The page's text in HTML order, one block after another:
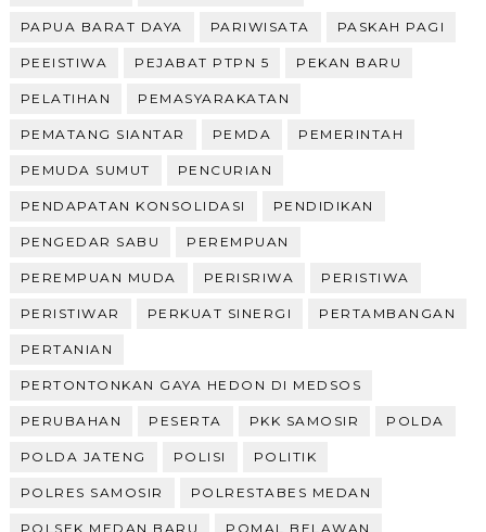
PAPUA BARAT DAYA PARIWISATA PASKAH PAGI
PEEISTIWA PEJABAT PTPN 5 PEKAN BARU
PELATIHAN PEMASYARAKATAN
PEMATANG SIANTAR PEMDA PEMERINTAH
PEMUDA SUMUT PENCURIAN
PENDAPATAN KONSOLIDASI PENDIDIKAN
PENGEDAR SABU PEREMPUAN
PEREMPUAN MUDA PERISRIWA PERISTIWA
PERISTIWAR PERKUAT SINERGI PERTAMBANGAN
PERTANIAN
PERTONTONKAN GAYA HEDON DI MEDSOS
PERUBAHAN PESERTA PKK SAMOSIR POLDA
POLDA JATENG POLISI POLITIK
POLRES SAMOSIR POLRESTABES MEDAN
POLSEK MEDAN BARU POMAL BELAWAN